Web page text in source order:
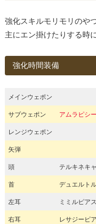
強化スキルモリモリのやつ
主にエン掛けたりする時
強化時間装備
メインウェポン
サブウェポン アムラピシ
レンジウェポン
矢弾
頭 テルキネキ
首 デュエルト
左耳 ミミルピアス
右耳 レサジーピ